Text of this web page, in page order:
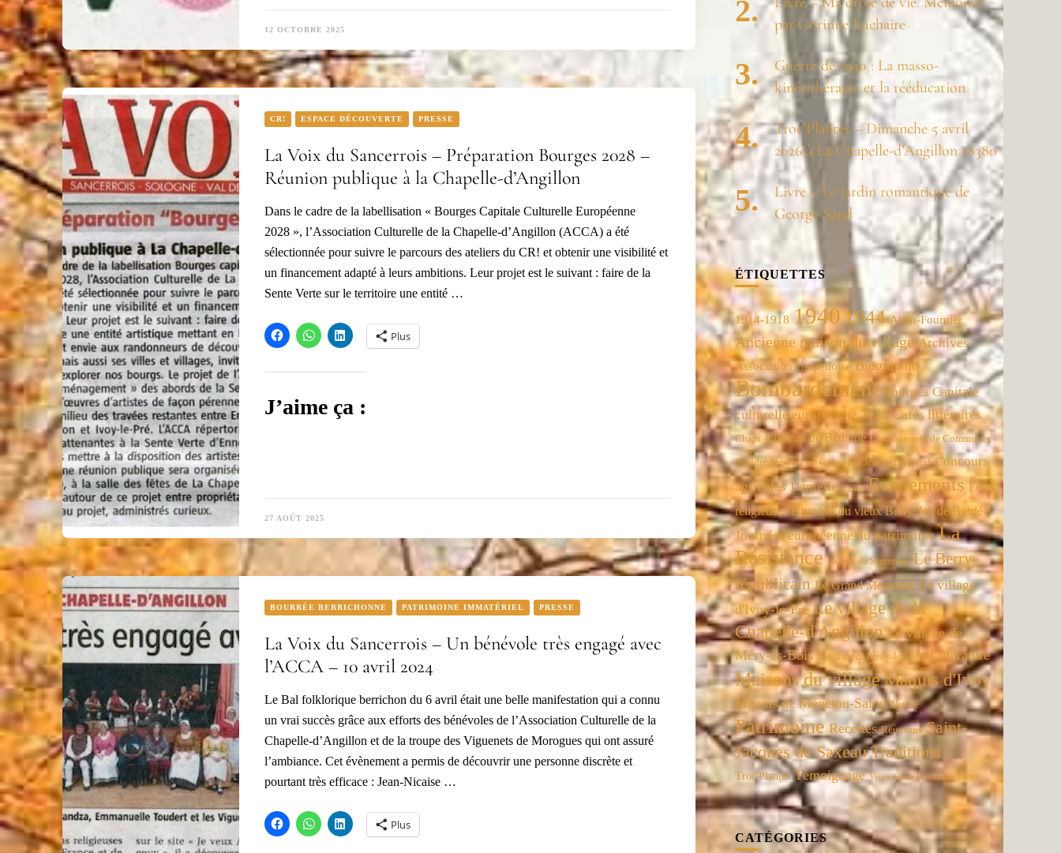
12 OCTOBRE 2025
CR! ESPACE DÉCOUVERTE PRESSE
La Voix du Sancerrois – Préparation Bourges 2028 –
Réunion publique à la Chapelle-d’Angillon
Dans le cadre de la labellisation « Bourges Capitale Culturelle Européenne
2028 », l’Association Culturelle de la Chapelle-d’Angillon (ACCA) a été
sélectionnée pour suivre le parcours des ateliers du CR! et obtenir une visibilité et
un financement adapté à leurs ambitions. Leur projet est le suivant : faire de la
Sente Verte sur le territoire une entité …
Plus
J’aime ça :
27 AOÛT 2025
BOURRÉE BERRICHONNE PATRIMOINE IMMATÉRIEL PRESSE
La Voix du Sancerrois – Un bénévole très engagé avec
l’ACCA – 10 avril 2024
Le Bal folklorique berrichon du 6 avril était une belle manifestation qui a connu
un vrai succès grâce aux efforts des bénévoles de l’Association Culturelle de la
Chapelle-d’Angillon et de la troupe des Viguenets de Morogues qui ont assuré
l’ambiance. Cet évènement a permis de découvrir une personne discrète et
pourtant très efficace : Jean-Nicaise …
Plus
par Corinne Luchaire
Guerre de 1940 : La masso-
kinésithérapie et la rééducation
Troc’Plantes – Dimanche 5 avril
2026 à La Chapelle-d’Angillon 18380
Livre – Le jardin romantique de
George Sand
ÉTIQUETTES
1914-1918 19401944 Alain-Fournier
Ancienne maison du village Archives
Association chapelloise Biographie
Bombardement Bourges Capitale
culturelle européenne 2028 Cafés littéraires
Chant Château de Béthune Communauté de Communes
Sauldre & Sologne Concours/Jeu traditionnel Concours
agricoles Dentelle Eglise Evénements Fêtes
religieuses Histoires du vieux Berry Jeu de Bordé
Journées européenne du patrimoine La
Résistance La voix du Sancerrois Le Berry
républicain Le Grand Meaulnes Le village
d'Ivoy-le-Pré Le village de la
Chapelle-d'Angillon Le village de
Méry-ès-Bois Le village de Presly-le-Chétif Littérature
Maisons du village Maquis d'Ivoy
Maquis de Ménetou-Salon Nature
Patrimoine Recettes Réunions Saint-
Jacques de Saxeau Traditions
Troc'Plantes Témoignage Vieux parler berrichon Vœux
CATÉGORIES